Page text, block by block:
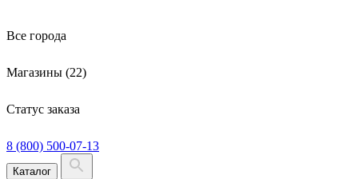
Все города
Магазины (22)
Статус заказа
8 (800) 500-07-13
Каталог